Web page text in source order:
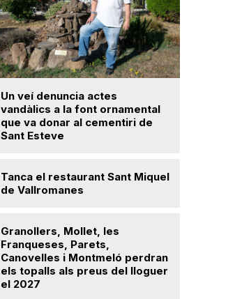
Un veí denuncia actes
vandàlics a la font ornamental
que va donar al cementiri de
Sant Esteve
Tanca el restaurant Sant Miquel
de Vallromanes
Granollers, Mollet, les
Franqueses, Parets,
Canovelles i Montmeló perdran
els topalls als preus del lloguer
el 2027